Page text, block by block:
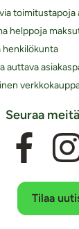
toimitustapoja
helppoja
henkilökunta
auttava
Seuraa
Tilaa